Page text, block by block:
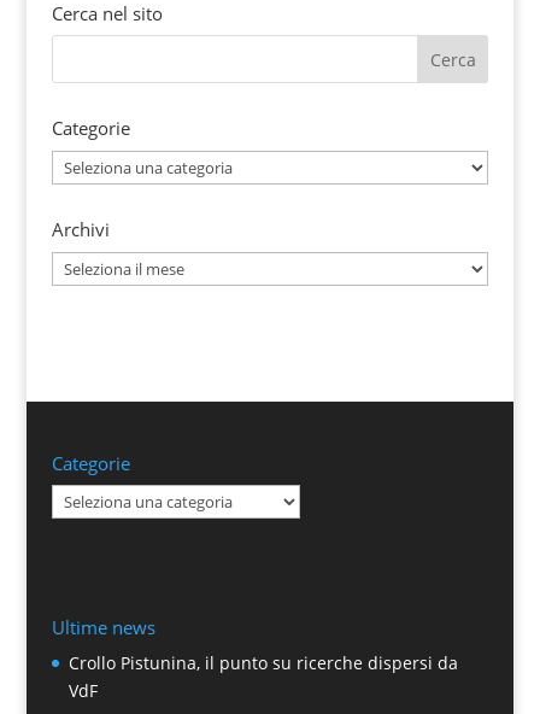
Cerca nel sito
Categorie
Categorie
Archivi
Archivi
Categorie
Categorie
Ultime news
Crollo Pistunina, il punto su ricerche dispersi da
VdF